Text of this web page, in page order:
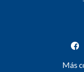
Más